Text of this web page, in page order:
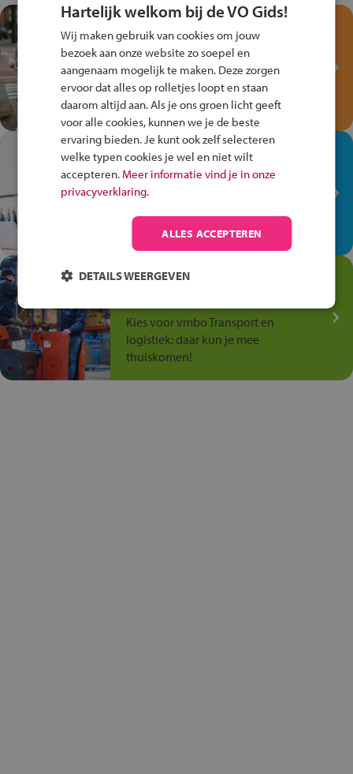
Test je kennis met het
Fiets Veilig
Verkeersspel!
Speel het Fiets Veilig Verkeersspel
en win een Cortina-fiets!
In de winkel ben je op je
plek!
Ontdek via het vmbo jouw talent
op de winkelvloer, waar elke dag
anders is!
Jouw talent in de
Kies voor vmbo Transport en
logistiek: daar kun je mee
thuiskomen!
Hartelijk welkom bij de VO Gids!
Wij maken gebruik van cookies om jouw
bezoek aan onze website zo soepel en
aangenaam mogelijk te maken. Deze zorgen
ervoor dat alles op rolletjes loopt en staan
daarom altijd aan. Als je ons groen licht geeft
voor alle cookies, kunnen we je de beste
ervaring bieden. Je kunt ook zelf selecteren
welke typen cookies je wel en niet wilt
accepteren. Meer informatie vind je in onze
privacyverklaring.
ALLES ACCEPTEREN
DETAILS WEERGEVEN